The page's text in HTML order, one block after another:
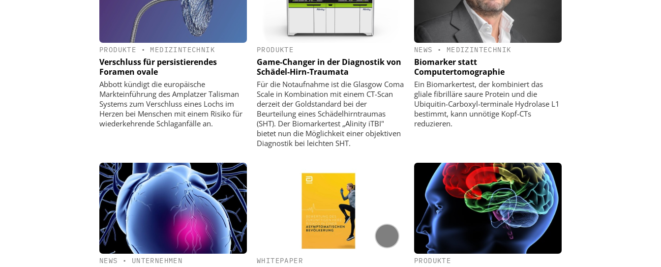
PRODUKTE • MEDIZINTECHNIK
Verschluss für persistierendes
Foramen ovale
Abbott kündigt die europäische
Markteinführung des Amplatzer Talisman
Systems zum Verschluss eines Lochs im
Herzen bei Menschen mit einem Risiko für
wiederkehrende Schlaganfälle an.
PRODUKTE
Game-Changer in der Diagnostik von
Schädel-Hirn-Traumata
Für die Notaufnahme ist die Glasgow Coma
Scale in Kombination mit einem CT-Scan
derzeit der Goldstandard bei der
Beurteilung eines Schädelhirntraumas
(SHT). Der Biomarkertest „Alinity iTBI"
bietet nun die Möglichkeit einer objektiven
Diagnostik bei leichten SHT.
NEWS • MEDIZINTECHNIK
Biomarker statt
Computertomographie
Ein Biomarkertest, der kombiniert das
gliale fibrilläre saure Protein und die
Ubiquitin-Carboxyl-terminale Hydrolase L1
bestimmt, kann unnötige Kopf-CTs
reduzieren.
NEWS • UNTERNEHMEN WHITEPAPER PRODUKTE